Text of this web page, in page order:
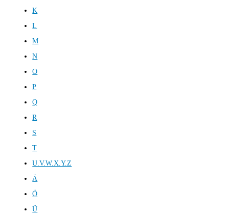
K
L
M
N
O
P
Q
R
S
T
U.V.W.X.Y.Z
Ä
Ö
Ü